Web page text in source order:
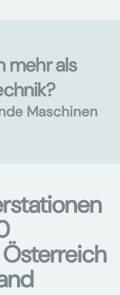
mehr als
Maschinen